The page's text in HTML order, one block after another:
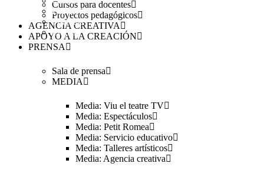
Español
Français
English
Cursos para docentes
Proyectos pedagógicos
AGENCIA CREATIVA
APOYO A LA CREACIÓN
PRENSA
Sala de prensa
MEDIA
Media: Viu el teatre TV
Media: Espectáculos
Media: Petit Romea
Media: Servicio educativo
Media: Talleres artísticos
Media: Agencia creativa